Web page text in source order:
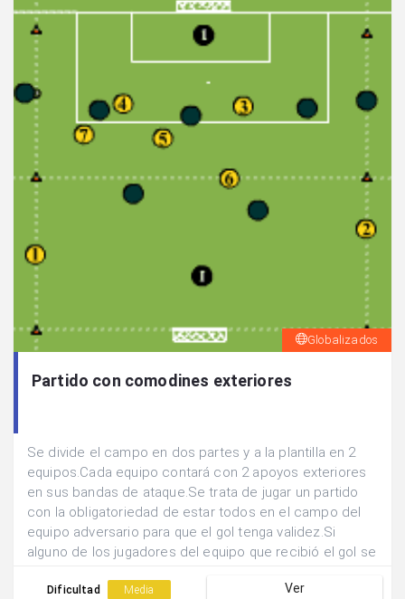
Globalizados
Partido con comodines exteriores
Se divide el campo en dos partes y a la plantilla en 2
equipos.Cada equipo contará con 2 apoyos exteriores
en sus bandas de ataque.Se trata de jugar un partido
con la obligatoriedad de estar todos en el campo del
equipo adversario para que el gol tenga validez.Si
alguno de los jugadores del equipo que recibió el gol se
Dificultad Media Ver